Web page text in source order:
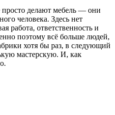
делают мебель — они
человека. Здесь нет
работа, ответственность и
поэтому всё больше людей,
хотя бы раз, в следующий
мастерскую. И, как